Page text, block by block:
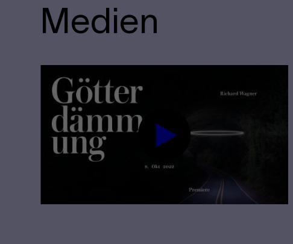
Medien